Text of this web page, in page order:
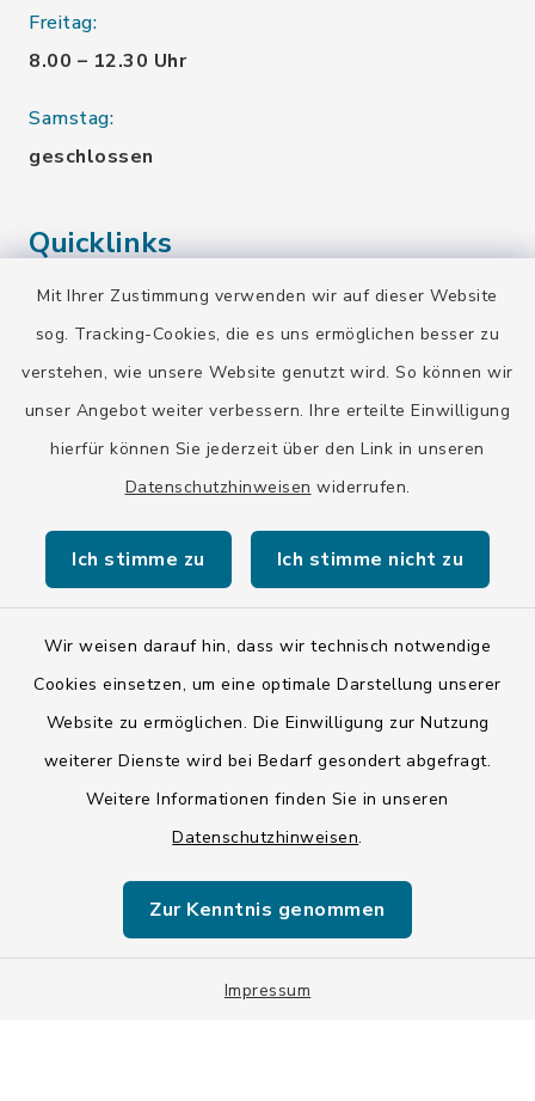
Mit Ihrer Zustimmung verwenden wir auf dieser Website
sog. Tracking-Cookies, die es uns ermöglichen besser zu
verstehen, wie unsere Website genutzt wird. So können wir
unser Angebot weiter verbessern. Ihre erteilte Einwilligung
hierfür können Sie jederzeit über den Link in unseren
Datenschutzhinweisen widerrufen.
Ich stimme zu Ich stimme nicht zu
Wir weisen darauf hin, dass wir technisch notwendige
Cookies einsetzen, um eine optimale Darstellung unserer
Website zu ermöglichen. Die Einwilligung zur Nutzung
weiterer Dienste wird bei Bedarf gesondert abgefragt.
Weitere Informationen finden Sie in unseren
Datenschutzhinweisen.
Zur Kenntnis genommen
Impressum
Freitag:
8.00 – 12.30 Uhr
Samstag:
geschlossen
Quicklinks
Landratsamt Bad Tölz-Wolfratshausen
Bayern-Fahrplan
BayernPortal
Kontakt
Barrierefreiheit
Impressum
LSI-Siegel
Datenschutzgrundverordnung
Sitemap